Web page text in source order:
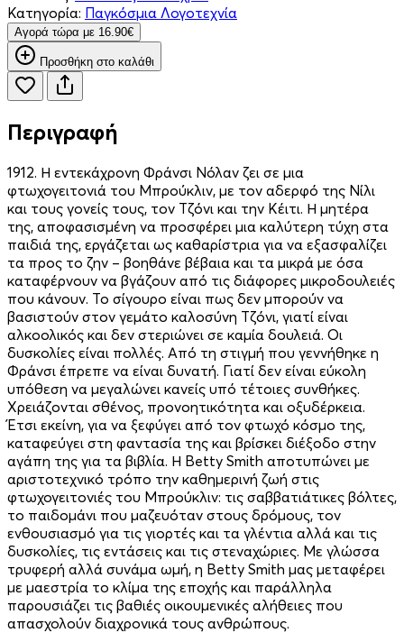
Κατηγορία: Παγκόσμια Λογοτεχνία
Aγορά τώρα με 16.90€
Προσθήκη στο καλάθι
Περιγραφή
1912. Η εντεκάχρονη Φράνσι Νόλαν ζει σε μια
φτωχογειτονιά του Μπρούκλιν, με τον αδερφό της Νίλι
και τους γονείς τους, τον Τζόνι και την Κέιτι. Η μητέρα
της, αποφασισμένη να προσφέρει μια καλύτερη τύχη στα
παιδιά της, εργάζεται ως καθαρίστρια για να εξασφαλίζει
τα προς το ζην – βοηθάνε βέβαια και τα μικρά με όσα
καταφέρνουν να βγάζουν από τις διάφορες μικροδουλειές
που κάνουν. Το σίγουρο είναι πως δεν μπορούν να
βασιστούν στον γεμάτο καλοσύνη Τζόνι, γιατί είναι
αλκοολικός και δεν στεριώνει σε καμία δουλειά. Οι
δυσκολίες είναι πολλές. Από τη στιγμή που γεννήθηκε η
Φράνσι έπρεπε να είναι δυνατή. Γιατί δεν είναι εύκολη
υπόθεση να μεγαλώνει κανείς υπό τέτοιες συνθήκες.
Χρειάζονται σθένος, προνοητικότητα και οξυδέρκεια.
Έτσι εκείνη, για να ξεφύγει από τον φτωχό κόσμο της,
καταφεύγει στη φαντασία της και βρίσκει διέξοδο στην
αγάπη της για τα βιβλία. Η Betty Smith αποτυπώνει με
αριστοτεχνικό τρόπο την καθημερινή ζωή στις
φτωχογειτονιές του Μπρούκλιν: τις σαββατιάτικες βόλτες,
το παιδομάνι που μαζευόταν στους δρόμους, τον
ενθουσιασμό για τις γιορτές και τα γλέντια αλλά και τις
δυσκολίες, τις εντάσεις και τις στεναχώριες. Με γλώσσα
τρυφερή αλλά συνάμα ωμή, η Betty Smith μας μεταφέρει
με μαεστρία το κλίμα της εποχής και παράλληλα
παρουσιάζει τις βαθιές οικουμενικές αλήθειες που
απασχολούν διαχρονικά τους ανθρώπους.